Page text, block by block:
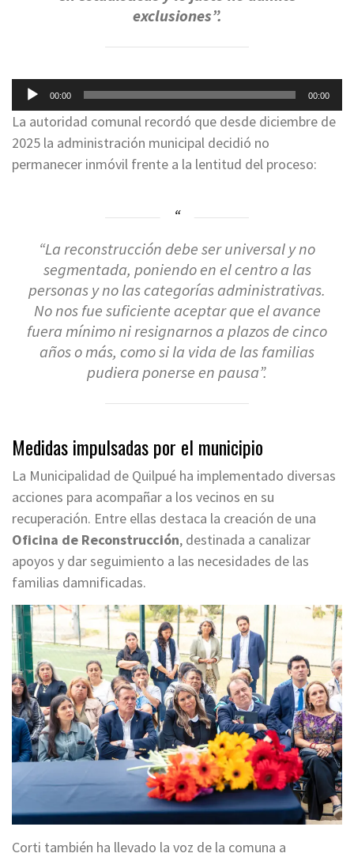
exclusiones”.
Reproductor
de
audio
00:00 00:00
La autoridad comunal recordó que desde diciembre de
2025 la administración municipal decidió no
permanecer inmóvil frente a la lentitud del proceso:
“La reconstrucción debe ser universal y no
segmentada, poniendo en el centro a las
personas y no las categorías administrativas.
No nos fue suficiente aceptar que el avance
fuera mínimo ni resignarnos a plazos de cinco
años o más, como si la vida de las familias
pudiera ponerse en pausa”.
Medidas impulsadas por el municipio
La Municipalidad de Quilpué ha implementado diversas
acciones para acompañar a los vecinos en su
recuperación. Entre ellas destaca la creación de una
Oficina de Reconstrucción, destinada a canalizar
apoyos y dar seguimiento a las necesidades de las
familias damnificadas.
Corti también ha llevado la voz de la comuna a